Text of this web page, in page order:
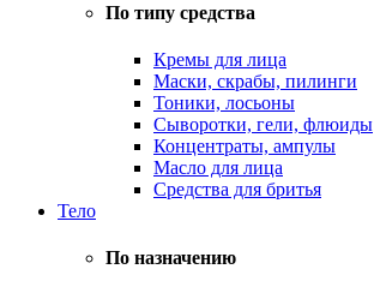
По типу средства
Кремы для лица
Маски, скрабы, пилинги
Тоники, лосьоны
Сыворотки, гели, флюиды
Концентраты, ампулы
Масло для лица
Средства для бритья
Тело
По назначению